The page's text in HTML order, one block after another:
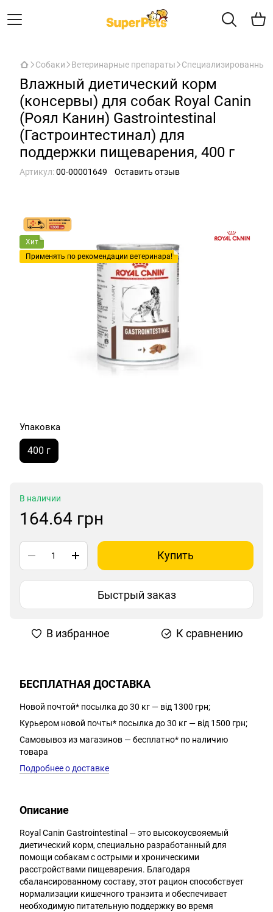
Собаки Ветеринарные препараты
Влажный диетический корм
(консервы) для собак Royal Canin
(Роял Канин) Gastrointestinal
(Гастроинтестинал) для
поддержки пищеварения, 400 г
Артикул:00-00001649 Оставить отзыв
Хит
Применять по рекомендации ветеринара!
Упаковка
400 г
В наличии
164.64 грн
Купить
Быстрый заказ
В избранное К сравнению
БЕСПЛАТНАЯ ДОСТАВКА
Новой почтой* посылка до 30 кг — від 1300 грн;
Курьером новой почты* посылка до 30 кг — від 1500 грн;
Самовывоз из магазинов — бесплатно* по наличию
товара
Подробнее о доставке
Описание
Royal Canin Gastrointestinal — это высокоусвояемый
диетический корм, специально разработанный для
помощи собакам с острыми и хроническими
расстройствами пищеварения. Благодаря
сбалансированному составу, этот рацион способствует
нормализации кишечного транзита и обеспечивает
необходимую питательную поддержку во время